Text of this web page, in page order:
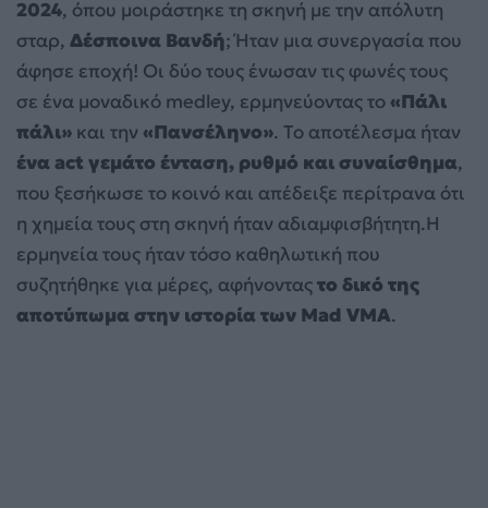
2024, όπου μοιράστηκε τη σκηνή με την απόλυτη
σταρ, Δέσποινα Βανδή; Ήταν μια συνεργασία που
άφησε εποχή! Οι δύο τους ένωσαν τις φωνές τους
σε ένα μοναδικό medley, ερμηνεύοντας το«Πάλι
πάλι» και την«Πανσέληνο». Το αποτέλεσμα ήταν
ένα act γεμάτο ένταση, ρυθμό και συναίσθημα,
που ξεσήκωσε το κοινό και απέδειξε περίτρανα ότι
η χημεία τους στη σκηνή ήταν αδιαμφισβήτητη.Η
ερμηνεία τους ήταν τόσο καθηλωτική που
συζητήθηκε για μέρες, αφήνονταςτο δικό της
αποτύπωμα στην ιστορία των Mad VMA.